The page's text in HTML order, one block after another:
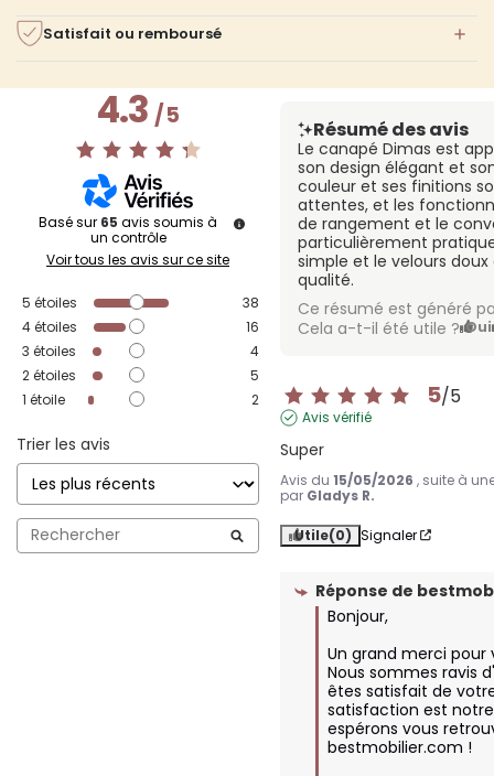
Satisfait ou remboursé
4.3/5
Basé sur 65 avis soumis à
un contrôle
Voir tous les avis sur ce site
5 étoiles
38
4étoiles
16
3 étoiles
4
2étoiles
5
1 étoile 2
Trier les avis
Résumé des avis
Le canapé Dimas est
son design élégant et
couleur et ses finitions
attentes, et les
de rangement et le
particulièrement
simple et le velours
qualité.
Ce résumé est généré
Cela a-t-il été utile ? Oui
5/5
Avis vérifié
Super
Avis du15/05/2026 , suite à
par Gladys R.
Utile(0) Signaler
Réponse de
Bonjour,
Un grand merci
Nous sommes ravis
êtes satisfait de
satisfaction est
espérons vous
bestmobilier.com !